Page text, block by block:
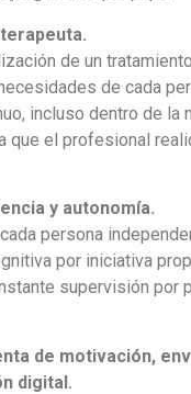
de un
de cada
incluso dentro de la
que el profesional
y autonomía.
persona
por iniciativa
supervisión por
de motivación,
digital.